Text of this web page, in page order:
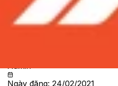
Shark 4 Pro được
cùng chip
Admin
Ngày đăng: 24/02/2021